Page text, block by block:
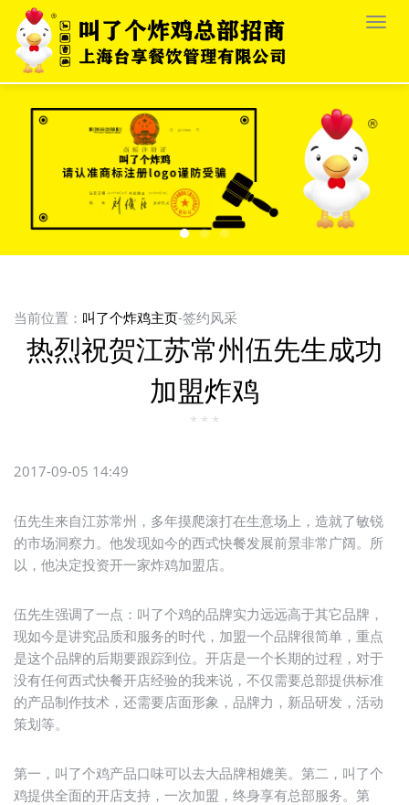
栏
当前位置： 叫了个炸鸡主页-签约风采
热烈祝贺江苏常州伍先生成功
加盟炸鸡
* * *
2017-09-05 14:49
伍先生来自江苏常州，多年摸爬滚打在生意场上，造就了敏锐
的市场洞察力。他发现如今的西式快餐发展前景非常广阔。所
以，他决定投资开一家炸鸡加盟店。
伍先生强调了一点：叫了个鸡的品牌实力远远高于其它品牌，
现如今是讲究品质和服务的时代，加盟一个品牌很简单，重点
是这个品牌的后期要跟踪到位。开店是一个长期的过程，对于
没有任何西式快餐开店经验的我来说，不仅需要总部提供标准
的产品制作技术，还需要店面形象，品牌力，新品研发，活动
策划等。
第一，叫了个鸡产品口味可以去大品牌相媲美。第二，叫了个
鸡提供全面的开店支持，一次加盟，终身享有总部服务。第